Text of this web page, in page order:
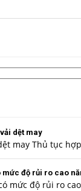
dệt may
may Thủ tục
độ rủi ro cao
mức độ rủi ro